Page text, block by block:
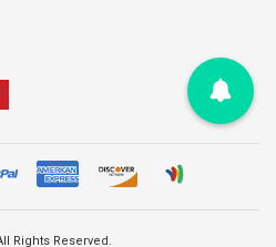
Rights Reserved.